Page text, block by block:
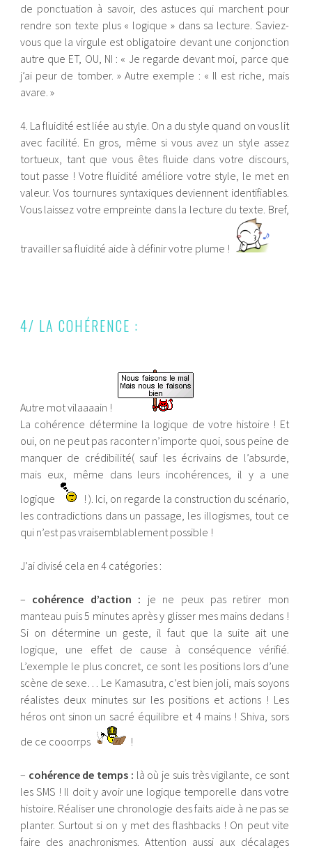
de ponctuation à savoir, des astuces qui marchent pour
rendre son texte plus « logique » dans sa lecture. Saviez-
vous que la virgule est obligatoire devant une conjonction
autre que ET, OU, NI : « Je regarde devant moi, parce que
j’ai peur de tomber. » Autre exemple : « Il est riche, mais
avare. »
4. La fluidité est liée au style. On a du style quand on vous lit
avec facilité. En gros, même si vous avez un style assez
tortueux, tant que vous êtes fluide dans votre discours,
tout passe ! Votre fluidité améliore votre style, le met en
valeur. Vos tournures syntaxiques deviennent identifiables.
Vous laissez votre empreinte dans la lecture du texte. Bref,
travailler sa fluidité aide à définir votre plume !
4/ LA COHÉRENCE :
Autre mot vilaaaain !
La cohérence détermine la logique de votre histoire ! Et
oui, on ne peut pas raconter n’importe quoi, sous peine de
manquer de crédibilité( sauf les écrivains de l’absurde,
mais eux, même dans leurs incohérences, il y a une
logique
! ). Ici, on regarde la construction du scénario,
les contradictions dans un passage, les illogismes, tout ce
qui n’est pas vraisemblablement possible !
J’ai divisé cela en 4 catégories :
– cohérence d’action : je ne peux pas retirer mon
manteau puis 5 minutes après y glisser mes mains dedans !
Si on détermine un geste, il faut que la suite ait une
logique, une effet de cause à conséquence vérifié.
L’exemple le plus concret, ce sont les positions lors d’une
scène de sexe… Le Kamasutra, c’est bien joli, mais soyons
réalistes deux minutes sur les positions et actions ! Les
héros ont sinon un sacré équilibre et 4 mains ! Shiva, sors
de ce cooorrps
!
– cohérence de temps : là où je suis très vigilante, ce sont
les SMS ! Il doit y avoir une logique temporelle dans votre
histoire. Réaliser une chronologie des faits aide à ne pas se
planter. Surtout si on y met des flashbacks ! On peut vite
faire des anachronismes. Attention aussi aux décalages